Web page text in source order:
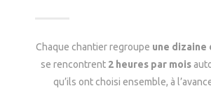
Chaque chantier regroupe une dizaine
se rencontrent 2 heures par mois
qu’ils ont choisi ensemble, à